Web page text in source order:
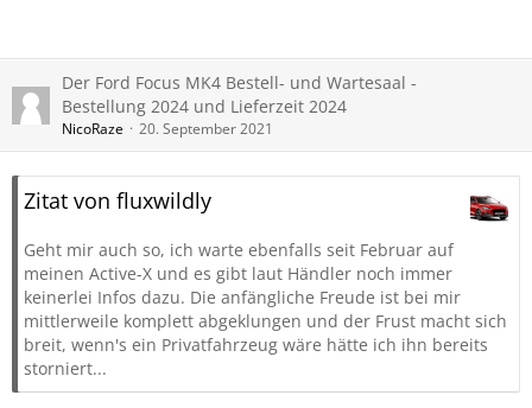
Der Ford Focus MK4 Bestell- und Wartesaal -
Bestellung 2024 und Lieferzeit 2024
NicoRaze 20. September 2021
Zitat von fluxwildly
Geht mir auch so, ich warte ebenfalls seit Februar auf
meinen Active-X und es gibt laut Händler noch immer
keinerlei Infos dazu. Die anfängliche Freude ist bei mir
mittlerweile komplett abgeklungen und der Frust macht sich
breit, wenn's ein Privatfahrzeug wäre hätte ich ihn bereits
storniert...